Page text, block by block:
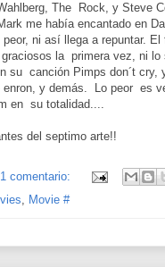
The Rock, y Steve
me había encantado en
ni así llega a repuntar.
la primera vez, ni
su canción Pimps don´t
enron, y demás. Lo peor es
en su totalidad....
del septimo arte!!
1 comentario:
, Movie #